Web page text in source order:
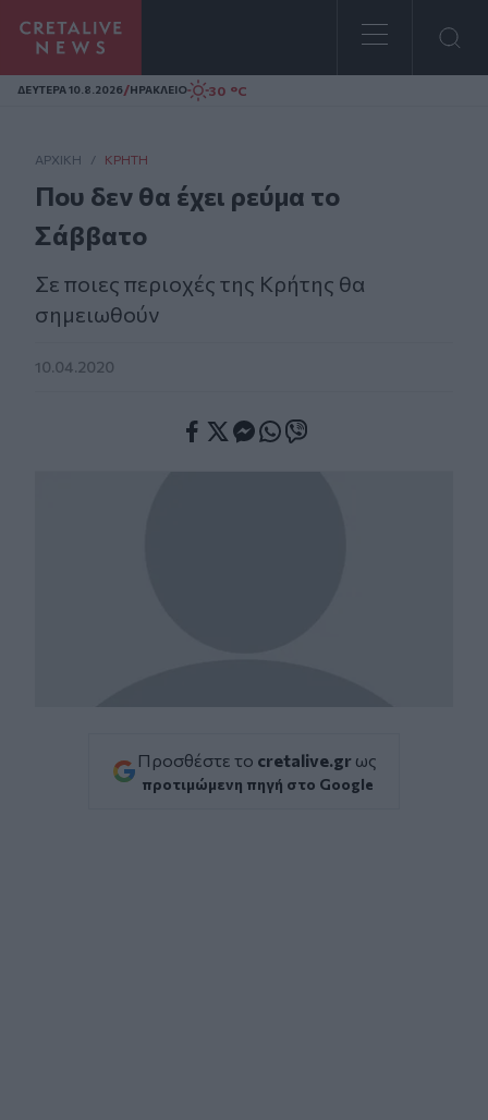
Homepage
ΔΕΥΤΕΡΑ 10.8.2026/ΗΡΑΚΛΕΙΟ 30 °C
ΑΡΧΙΚΗ / ΚΡΉΤΗ
Που δεν θα έχει ρεύμα το
Σάββατο
Σε ποιες περιοχές της Κρήτης θα
σημειωθούν
10.04.2020
Προσθέστε το cretalive.gr ως
προτιμώμενη πηγή στο Google